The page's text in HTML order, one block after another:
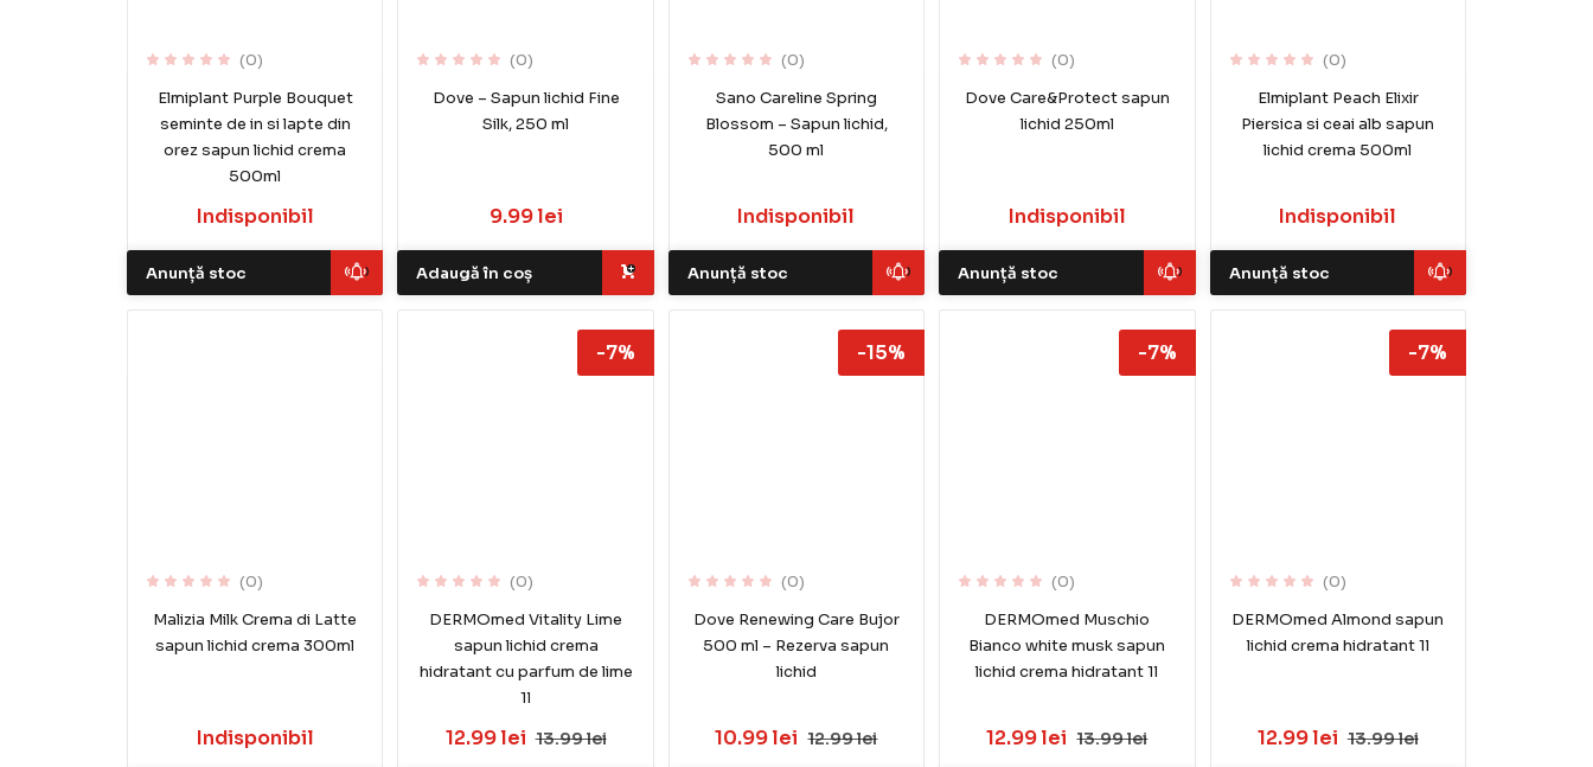
(0)
Elmiplant Purple Bouquet
seminte de in si lapte din
orez sapun lichid crema
500ml
Indisponibil
Anunță stoc
(0)
Dove – Sapun lichid Fine
Silk, 250 ml
9.99 lei
Adaugă în coș
(0)
Sano Careline Spring
Blossom – Sapun lichid,
500 ml
Indisponibil
Anunță stoc
(0)
Dove Care&Protect sapun
lichid 250ml
Indisponibil
Anunță stoc
(0)
Elmiplant Peach Elixir
Piersica si ceai alb sapun
lichid crema 500ml
Indisponibil
Anunță stoc
(0)
Malizia Milk Crema di Latte
sapun lichid crema 300ml
Indisponibil
(0)
DERMOmed Vitality Lime
sapun lichid crema
hidratant cu parfum de lime
1l
12.99 lei 13.99 lei
-7%
(0)
Dove Renewing Care Bujor
500 ml – Rezerva sapun
lichid
10.99 lei 12.99 lei
-15%
(0)
DERMOmed Muschio
Bianco white musk sapun
lichid crema hidratant 1l
12.99 lei 13.99 lei
-7%
(0)
DERMOmed Almond sapun
lichid crema hidratant 1l
12.99 lei 13.99 lei
-7%